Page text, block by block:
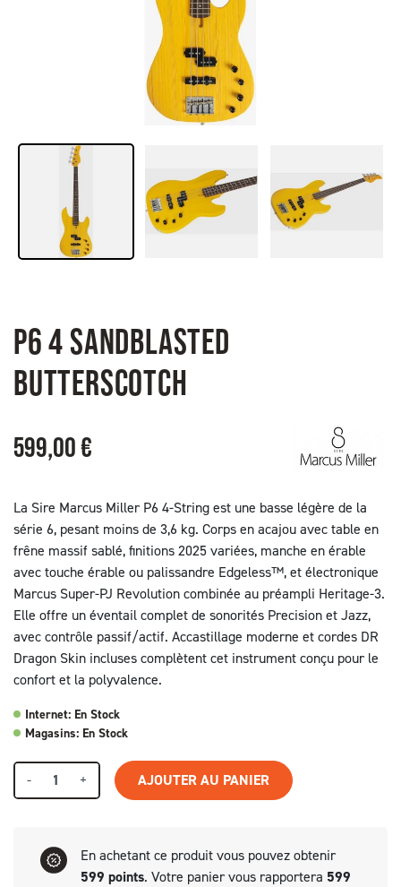
P6 4 SANDBLASTED
BUTTERSCOTCH
599,00 €
La Sire Marcus Miller P6 4-String est une basse légère de la
série 6, pesant moins de 3,6 kg. Corps en acajou avec table en
frêne massif sablé, finitions 2025 variées, manche en érable
avec touche érable ou palissandre Edgeless™, et électronique
Marcus Super-PJ Revolution combinée au préampli Heritage-3.
Elle offre un éventail complet de sonorités Precision et Jazz,
avec contrôle passif/actif. Accastillage moderne et cordes DR
Dragon Skin incluses complètent cet instrument conçu pour le
confort et la polyvalence.
Internet: En Stock
Magasins: En Stock
- + AJOUTER AU PANIER
En achetant ce produit vous pouvez obtenir
599 points. Votre panier vous rapportera 599